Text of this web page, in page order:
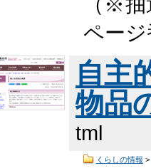
ペー
自主
物品
tml
くらしの情報 >